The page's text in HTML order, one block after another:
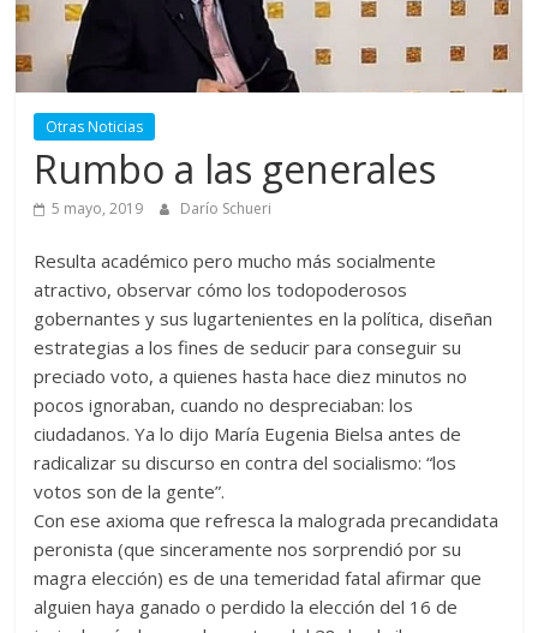
Otras Noticias
Rumbo a las generales
5 mayo, 2019 Darío Schueri
Resulta académico pero mucho más socialmente
atractivo, observar cómo los todopoderosos
gobernantes y sus lugartenientes en la política, diseñan
estrategias a los fines de seducir para conseguir su
preciado voto, a quienes hasta hace diez minutos no
pocos ignoraban, cuando no despreciaban: los
ciudadanos. Ya lo dijo María Eugenia Bielsa antes de
radicalizar su discurso en contra del socialismo: “los
votos son de la gente”.
Con ese axioma que refresca la malograda precandidata
peronista (que sinceramente nos sorprendió por su
magra elección) es de una temeridad fatal afirmar que
alguien haya ganado o perdido la elección del 16 de